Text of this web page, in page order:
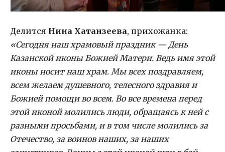
Делится Нина Хатанзеева, прихожанка:
«Сегодня наш храмовый праздник — День
Казанской иконы Божией Матери. Ведь имя этой
иконы носит наш храм. Мы всех поздравляем,
всем желаем душевного, телесного здравия и
Божией помощи во всем. Во все времена перед
этой иконой молились люди, обращаясь к ней с
разными просьбами, и в том числе молились за
Отечество, за воинов наших, за наших